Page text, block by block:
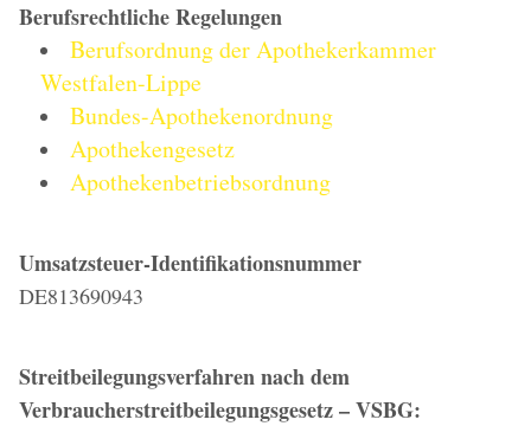
Berufsrechtliche Regelungen
Berufsordnung der Apothekerkammer
Westfalen-Lippe
Bundes-Apothekenordnung
Apothekengesetz
Apothekenbetriebsordnung
Umsatzsteuer-Identifikationsnummer
DE813690943
Streitbeilegungsverfahren nach dem
Verbraucherstreitbeilegungsgesetz – VSBG: